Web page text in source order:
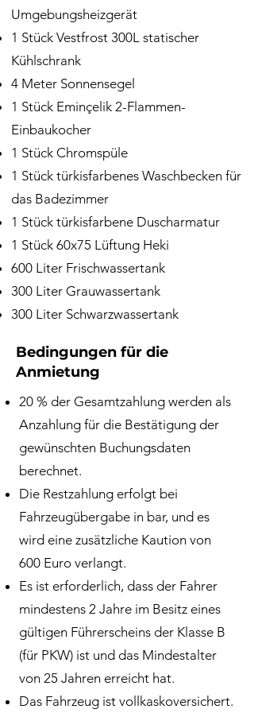
Umgebungsheizgerät
1 Stück Vestfrost 300L statischer
Kühlschrank
4 Meter Sonnensegel
1 Stück Eminçelik 2-Flammen-
Einbaukocher
1 Stück Chromspüle
1 Stück türkisfarbenes Waschbecken für
das Badezimmer
1 Stück türkisfarbene Duscharmatur
1 Stück 60x75 Lüftung Heki
600 Liter Frischwassertank
300 Liter Grauwassertank
300 Liter Schwarzwassertank
Bedingungen für die
Anmietung
20 % der Gesamtzahlung werden als
Anzahlung für die Bestätigung der
gewünschten Buchungsdaten
berechnet.
Die Restzahlung erfolgt bei
Fahrzeugübergabe in bar, und es
wird eine zusätzliche Kaution von
600 Euro verlangt.
Es ist erforderlich, dass der Fahrer
mindestens 2 Jahre im Besitz eines
gültigen Führerscheins der Klasse B
(für PKW) ist und das Mindestalter
von 25 Jahren erreicht hat.
Das Fahrzeug ist vollkaskoversichert.